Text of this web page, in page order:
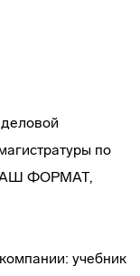
по
ФОРМАТ,
учебник